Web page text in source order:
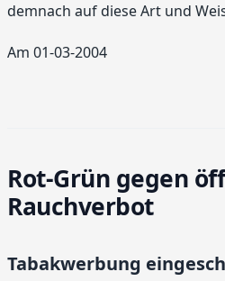
demnach auf diese Art und
Am 01-03-2004
Rot-Grün gegen
Rauchverbot
Tabakwerbung